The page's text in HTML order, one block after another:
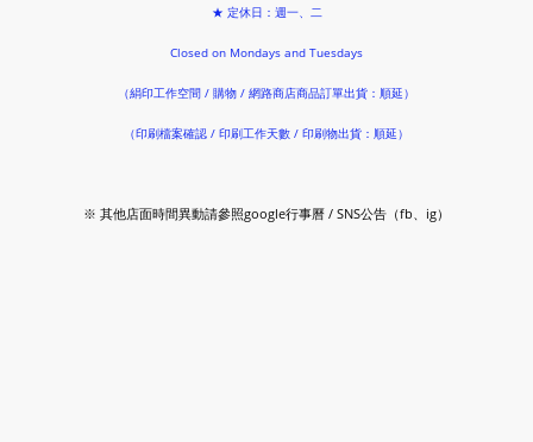
★ 定休日：週一、二
Closed on Mondays and Tuesdays
（絹印工作空間 / 購物 / 網路商店商品訂單出貨：順延）
（印刷檔案確認 / 印刷工作天數 / 印刷物出貨：順延）
※ 其他店面時間異動請參照google行事曆 / SNS公告（fb、ig）